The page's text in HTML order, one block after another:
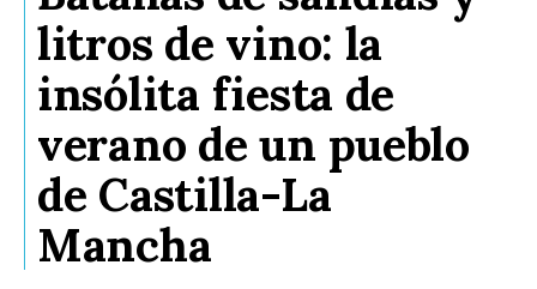
litros de vino: la
insólita fiesta de
verano de un pueblo
de Castilla-La
Mancha